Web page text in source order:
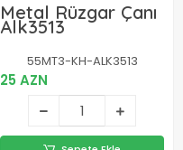
Metal Rüzgar Çanı
Alk3513
55MT3-KH-ALK3513
25 AZN